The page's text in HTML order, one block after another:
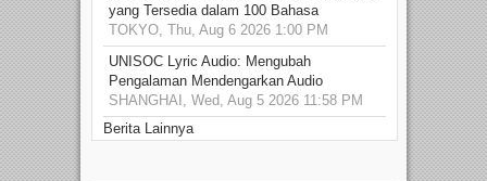
yang Tersedia dalam 100 Bahasa
TOKYO, Thu, Aug 6 2026 1:00 PM
UNISOC Lyric Audio: Mengubah
Pengalaman Mendengarkan Audio
SHANGHAI, Wed, Aug 5 2026 11:58 PM
Berita Lainnya